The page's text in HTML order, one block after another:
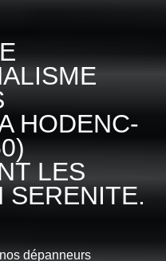
HODENC-
LES
SERENITE.
dépanneurs